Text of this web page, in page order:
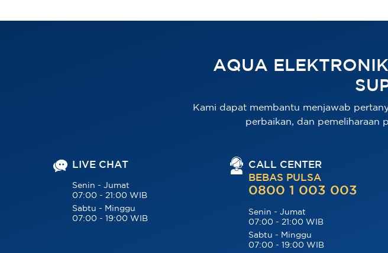
AQUA
Kami dapat membantu menjawab
perbaikan, dan pemeliharaan
LIVE CHAT
Senin - Jumat
07:00 - 21:00 WIB
Sabtu - Minggu
07:00 - 19:00 WIB
CALL CENTER
BEBAS PULSA
0800 1 003 003
Senin - Jumat
07:00 - 21:00 WIB
Sabtu - Minggu
07:00 - 19:00 WIB